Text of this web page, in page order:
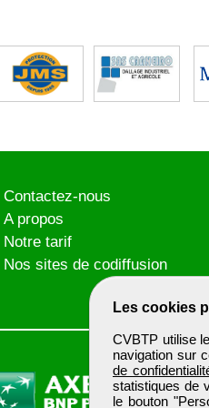
Les cookies
CVBTP utilise
navigation sur
de
statistiques de
le bouton
Contactez-nous
A propos
Notre tarif
Nos sites de codiffusion